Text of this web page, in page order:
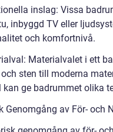
inslag: Vissa
inbyggd TV eller
och komfortnivå.
Materialvalet i ett
sten till moderna
kan ge badrummet olika
Genomgång av För- och